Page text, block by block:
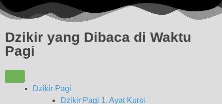
Dzikir yang Dibaca di Waktu
Pagi
Dzikir Pagi
Dzikir Pagi 1. Ayat Kursi